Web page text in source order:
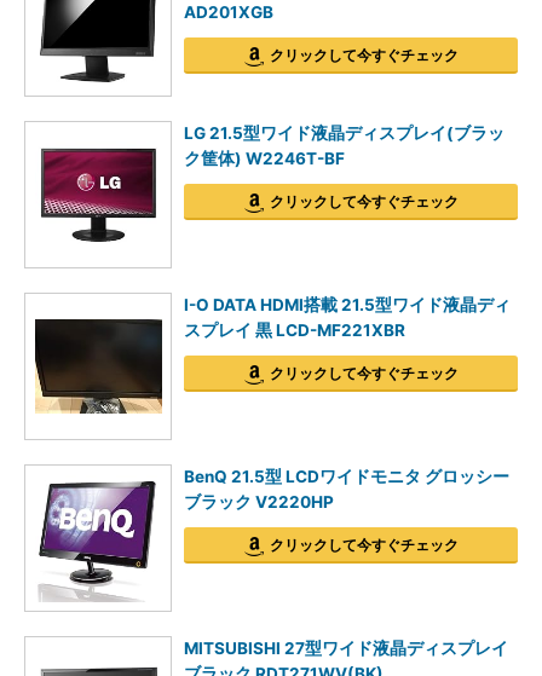
AD201XGB
クリックして今すぐチェック
LG 21.5型ワイド液晶ディスプレイ(ブラッ
ク筐体) W2246T-BF
クリックして今すぐチェック
I-O DATA HDMI搭載 21.5型ワイド液晶ディ
スプレイ 黒 LCD-MF221XBR
クリックして今すぐチェック
BenQ 21.5型 LCDワイドモニタ グロッシー
ブラック V2220HP
クリックして今すぐチェック
MITSUBISHI 27型ワイド液晶ディスプレイ